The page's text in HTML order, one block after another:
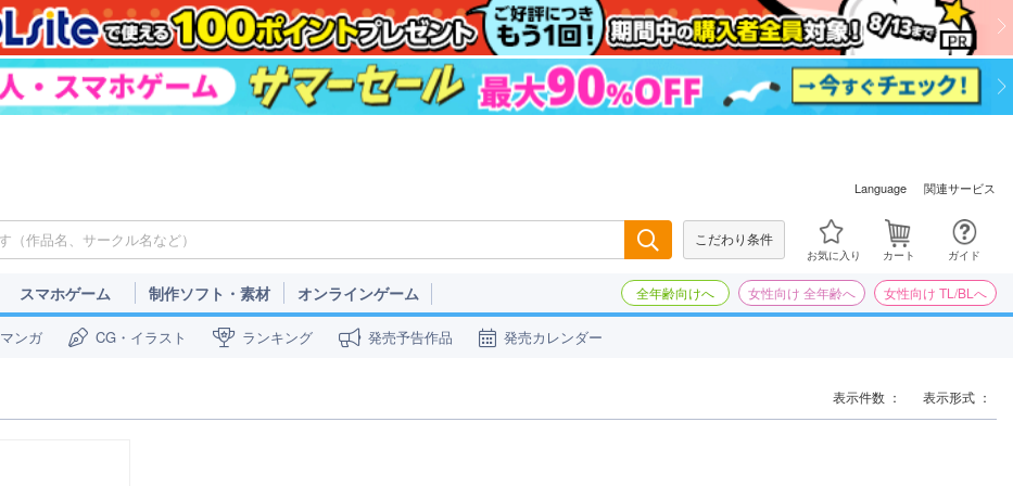
Language 関連サービス
こだわり条件
お気に入り カート ガイド
スマホゲーム 制作ソフト・素材 オンラインゲーム 全年齢向けへ 女性向け 全年齢へ 女性向け TL/BLへ
マンガ CG・イラスト ランキング 発売予告作品 発売カレンダー
表示形式 ：
表示件数 ：